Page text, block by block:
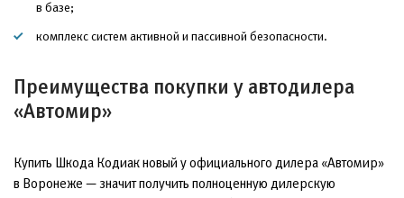
в базе;
комплекс систем активной и пассивной безопасности.
Преимущества покупки у автодилера
«Автомир»
Купить Шкода Кодиак новый у официального дилера «Автомир»
в Воронеже — значит получить полноценную дилерскую